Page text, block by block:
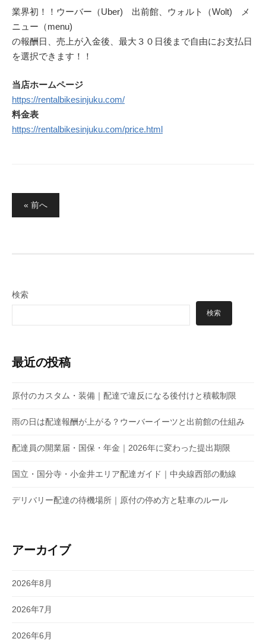
業界初！！ウーバー（Uber) 出前館、ウォルト（Wolt) メ
ニュー（menu)
の報酬日、売上が入金後、最大３０日後まで自由にお支払日
を選択できます！！
当店ホームページ
https://rentalbikesinjuku.com/
料金表
https://rentalbikesinjuku.com/price.html
稿
送
« 前へ
検索
検索
最近の投稿
原付のカスタム・装備｜配達で違反になる後付けと積載制限
雨の日は配達報酬が上がる？ウーバーイーツと出前館の仕組み
配達員の開業届・国保・年金｜2026年に変わった提出期限
国立・国分寺・小金井エリア配達ガイド｜中央線西部の動線
デリバリー配達の待機場所｜原付の停め方と駐車のルール
アーカイブ
2026年8月
2026年7月
2026年6月